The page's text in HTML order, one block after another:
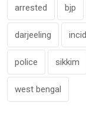
arrested bjp
darjeeling
police sikkim
west bengal